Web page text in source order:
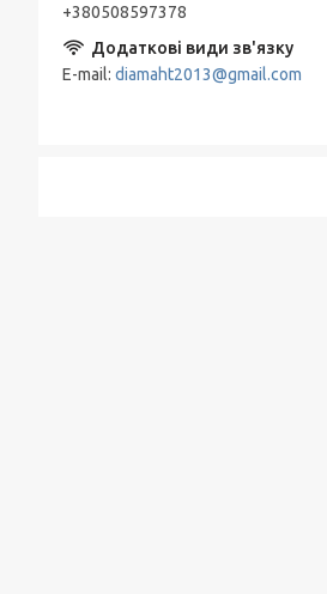
+380508597378
E-mail diamaht2013@gmail.com